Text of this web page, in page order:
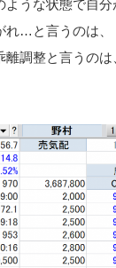
ような状態で自
れ…と言うのは、
離調整と言うの